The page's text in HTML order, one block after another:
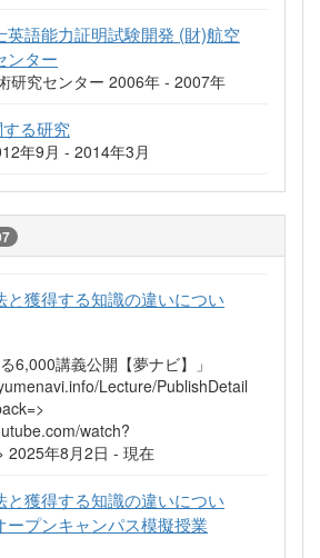
英語能力証明試験開発 (財)航空
ンター
研究センター 2006年 - 2007年
る研究
年9月 - 2014年3月
と獲得する知識の違いについ
6,000講義公開【夢ナビ】」
Lecture/PublishDetail
watch?
2025年8月2日 - 現在
と獲得する知識の違いについ
ープンキャンパス模擬授業